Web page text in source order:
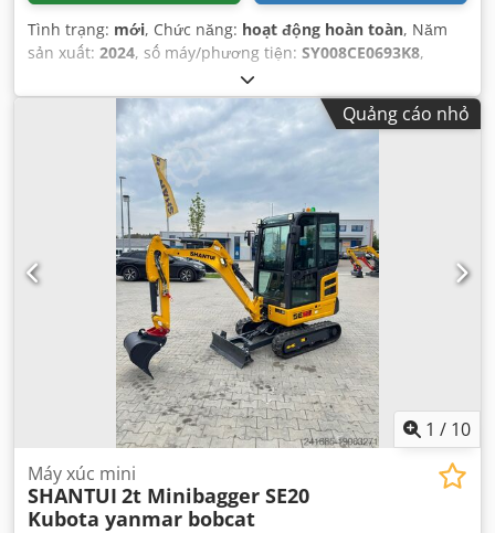
Tình trạng: mới, Chức năng: hoạt động hoàn toàn, Năm
sản xuất: 2024, số máy/phương tiện: SY008CE0693K8,
Quảng cáo nhỏ
1 / 10
Máy xúc mini
SHANTUI 2t Minibagger SE20
Kubota yanmar bobcat